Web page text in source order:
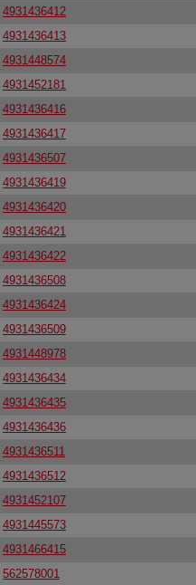
4931436412
4931436413
4931448574
4931452181
4931436416
4931436417
4931436507
4931436419
4931436420
4931436421
4931436422
4931436508
4931436424
4931436509
4931448978
4931436434
4931436435
4931436436
4931436511
4931436512
4931452107
4931445573
4931466415
562578001